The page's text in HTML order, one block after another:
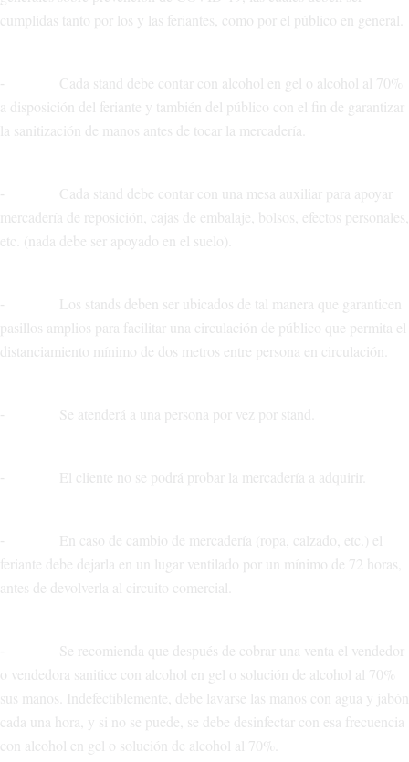
cumplidas tanto por los y las feriantes, como por el público en general.
⁃ Cada stand debe contar con alcohol en gel o alcohol al 70%
a disposición del feriante y también del público con el fin de garantizar
la sanitización de manos antes de tocar la mercadería.
⁃ Cada stand debe contar con una mesa auxiliar para apoyar
mercadería de reposición, cajas de embalaje, bolsos, efectos personales,
etc. (nada debe ser apoyado en el suelo).
⁃ Los stands deben ser ubicados de tal manera que garanticen
pasillos amplios para facilitar una circulación de público que permita el
distanciamiento mínimo de dos metros entre persona en circulación.
⁃ Se atenderá a una persona por vez por stand.
⁃ El cliente no se podrá probar la mercadería a adquirir.
⁃ En caso de cambio de mercadería (ropa, calzado, etc.) el
feriante debe dejarla en un lugar ventilado por un mínimo de 72 horas,
antes de devolverla al circuito comercial.
⁃ Se recomienda que después de cobrar una venta el vendedor
o vendedora sanitice con alcohol en gel o solución de alcohol al 70%
sus manos. Indefectiblemente, debe lavarse las manos con agua y jabón
cada una hora, y si no se puede, se debe desinfectar con esa frecuencia
con alcohol en gel o solución de alcohol al 70%.